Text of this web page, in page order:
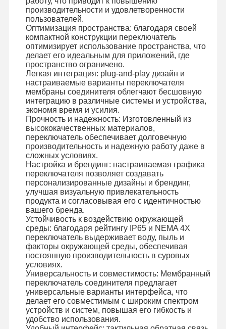
производительности и удовлетворенности
пользователей.
Оптимизация пространства: благодаря своей
компактной конструкции переключатель
оптимизирует использование пространства, что
делает его идеальным для приложений, где
пространство ограничено.
Легкая интеграция: plug-and-play дизайн и
настраиваемые варианты переключателя
мембраны соединителя облегчают бесшовную
интеграцию в различные системы и устройства,
экономя время и усилия.
Прочность и надежность: Изготовленный из
высококачественных материалов,
переключатель обеспечивает долговечную
производительность и надежную работу даже в
сложных условиях.
Настройка и брендинг: настраиваемая графика
переключателя позволяет создавать
персонализированные дизайны и брендинг,
улучшая визуальную привлекательность
продукта и согласовывая его с идентичностью
вашего бренда.
Устойчивость к воздействию окружающей
среды: благодаря рейтингу IP65 и NEMA 4X
переключатель выдерживает воду, пыль и
факторы окружающей среды, обеспечивая
постоянную производительность в суровых
условиях.
Универсальность и совместимость: Мембранный
переключатель соединителя предлагает
универсальные варианты интерфейса, что
делает его совместимым с широким спектром
устройств и систем, повышая его гибкость и
удобство использования.